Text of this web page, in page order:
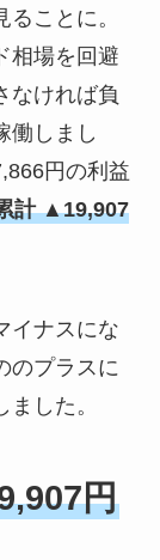
ことに。
相場を回避
なければ負
働しまし
円の利益
計 ▲19,907
イナスにな
のプラスに
した。
円